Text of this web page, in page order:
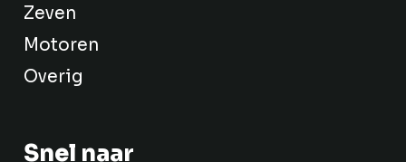
Zeven
Motoren
Overig
Snel naar